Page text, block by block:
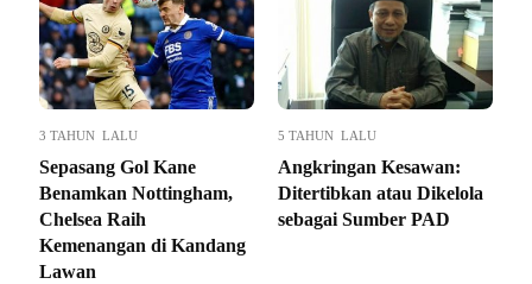
3 TAHUN LALU
Sepasang Gol Kane
Benamkan Nottingham,
Chelsea Raih
Kemenangan di Kandang
Lawan
5 TAHUN LALU
Angkringan Kesawan:
Ditertibkan atau Dikelola
sebagai Sumber PAD